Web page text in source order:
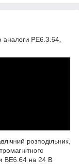
аналоги РЕ6.3.64,
розподільник,
ВЕ6.64 на 24 В